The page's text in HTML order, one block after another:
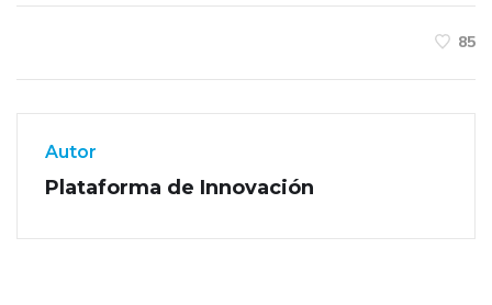
85
Autor
Plataforma de Innovación